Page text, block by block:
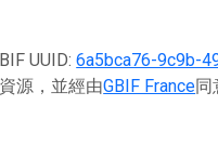
UUID:6a5bca76-9c9b-
源，並經由GBIF France同